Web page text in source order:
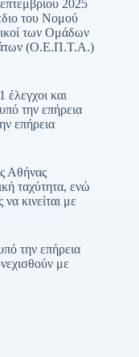
2025
του Νομού
των Ομάδων
(Ο.Ε.Π.Τ.Α.)
έλεγχοι και
την επήρεια
επήρεια
Αθήνας
ταχύτητα, ενώ
κινείται με
την επήρεια
με